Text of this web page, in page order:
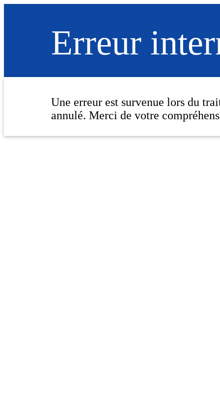
Erreur
Une erreur est survenue lors du
annulé. Merci de votre